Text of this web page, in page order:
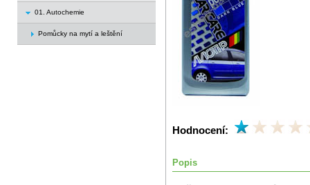
01. Autochemie
Pomůcky na mytí a leštění
Hodnocení:
Popis